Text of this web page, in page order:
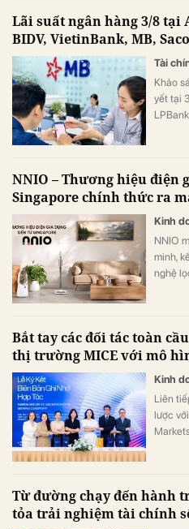
Lãi suất ngân hàng 3/8
BIDV, VietinBank, MB,
Tài
Khảo
yết tại
NNIO – Thương hiệu điện
Singapore chính thức ra
Kinh
NNIO
minh,
nghệ
Bắt tay các đối tác toàn
thị trường MICE với mô
Kinh
Liên
lược
Từ đường chạy đến hành
tỏa trải nghiệm tài chính